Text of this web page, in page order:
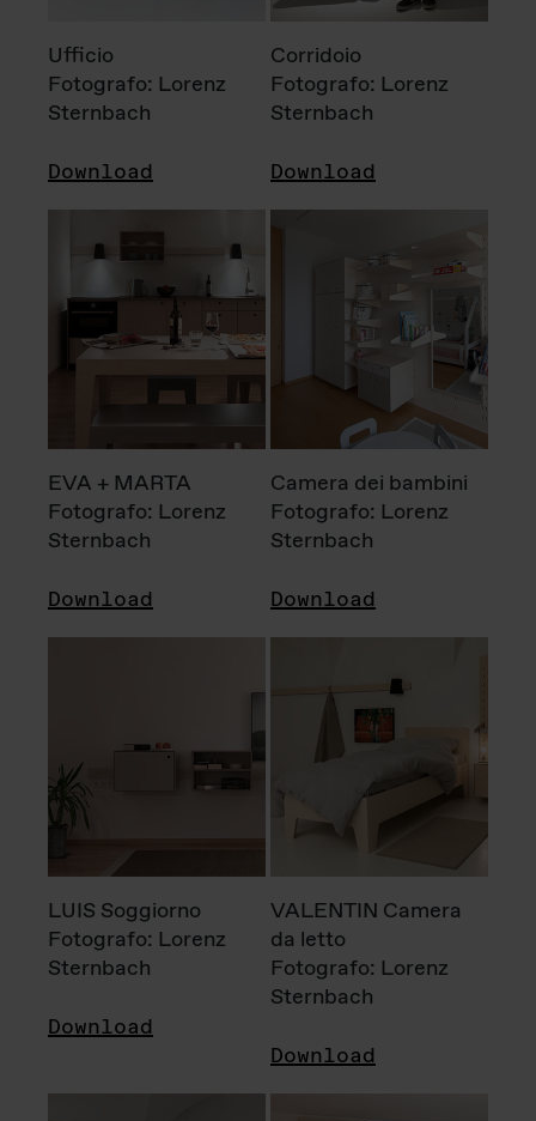
Ufficio
Fotografo: Lorenz
Sternbach
Download
Corridoio
Fotografo: Lorenz
Sternbach
Download
EVA + MARTA
Fotografo: Lorenz
Sternbach
Download
Camera dei bambini
Fotografo: Lorenz
Sternbach
Download
LUIS Soggiorno
Fotografo: Lorenz
Sternbach
Download
VALENTIN Camera
da letto
Fotografo: Lorenz
Sternbach
Download